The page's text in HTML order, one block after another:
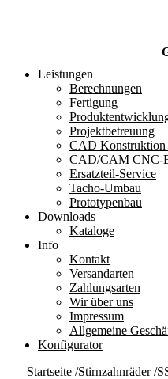
Leistungen
Berechnungen
Fertigung
Projektbetreuung
CAD
CAD/CAM CNC-
Ersatzteil-Service
Tacho-Umbau
Prototypenbau
Downloads
Kataloge
Info
Kontakt
Versandarten
Zahlungsarten
Wir über uns
Impressum
Allgemeine
Konfigurator
Startseite/Stirnzahnräder/